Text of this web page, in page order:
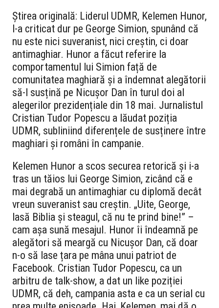
Știrea originală: Liderul UDMR, Kelemen Hunor,
l-a criticat dur pe George Simion, spunând că
nu este nici suveranist, nici creștin, ci doar
antimaghiar. Hunor a făcut referire la
comportamentul lui Simion față de
comunitatea maghiară și a îndemnat alegătorii
să-l susțină pe Nicușor Dan în turul doi al
alegerilor prezidențiale din 18 mai. Jurnalistul
Cristian Tudor Popescu a lăudat poziția
UDMR, subliniind diferențele de susținere între
maghiari și români în campanie.
Kelemen Hunor a scos securea retorică și i-a
tras un tăios lui George Simion, zicând că e
mai degrabă un antimaghiar cu diplomă decât
vreun suveranist sau creștin. „Uite, George,
lasă Biblia și steagul, că nu te prind bine!” –
cam așa sună mesajul. Hunor îi îndeamnă pe
alegători să meargă cu Nicușor Dan, că doar
n-o să lase țara pe mâna unui patriot de
Facebook. Cristian Tudor Popescu, ca un
arbitru de talk-show, a dat un like poziției
UDMR, că deh, campania asta e ca un serial cu